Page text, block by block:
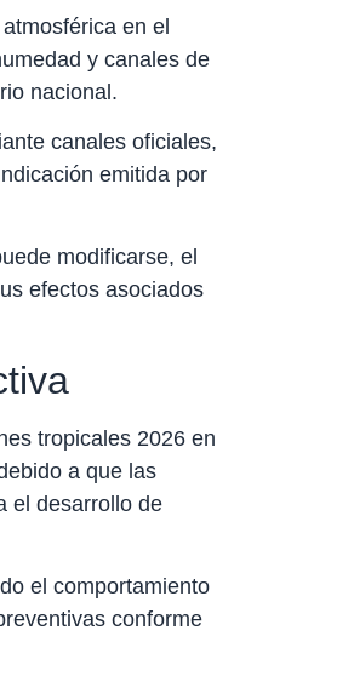
en el
y canales de
nacional.
canales oficiales,
emitida por
modificarse, el
efectos asociados
tropicales 2026 en
a que las
el desarrollo de
el comportamiento
conforme